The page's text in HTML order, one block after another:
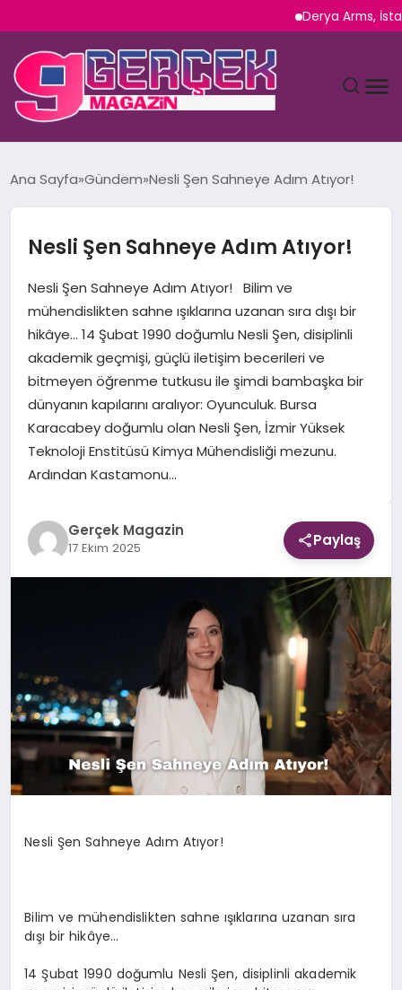
Derya Arms, İstanbul
YAŞAM
SPOR
TEKNOLOJI
SAĞLIK
SIYASET
EKONOMI
Ana Sayfa Gündem Nesli Şen Sahneye Adım Atıyor!
Nesli Şen Sahneye Adım Atıyor!
Nesli Şen Sahneye Adım Atıyor! Bilim ve
mühendislikten sahne ışıklarına uzanan sıra dışı bir
hikâye… 14 Şubat 1990 doğumlu Nesli Şen, disiplinli
akademik geçmişi, güçlü iletişim becerileri ve
bitmeyen öğrenme tutkusu ile şimdi bambaşka bir
dünyanın kapılarını aralıyor: Oyunculuk. Bursa
Karacabey doğumlu olan Nesli Şen, İzmir Yüksek
Teknoloji Enstitüsü Kimya Mühendisliği mezunu.
Ardından Kastamonu…
Gerçek Magazin
17 Ekim 2025 Paylaş
Nesli Şen Sahneye Adım Atıyor!
Bilim ve mühendislikten sahne ışıklarına uzanan sıra
dışı bir hikâye…
14 Şubat 1990 doğumlu Nesli Şen, disiplinli akademik